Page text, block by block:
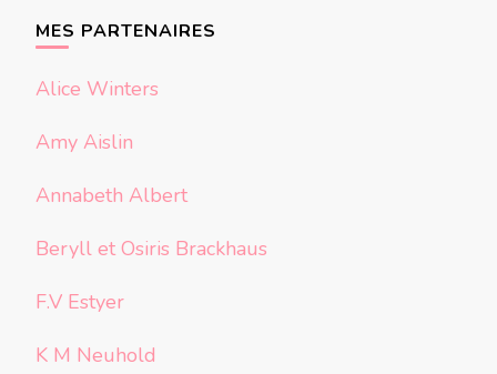
MES PARTENAIRES
Alice Winters
Amy Aislin
Annabeth Albert
Beryll et Osiris Brackhaus
F.V Estyer
K M Neuhold